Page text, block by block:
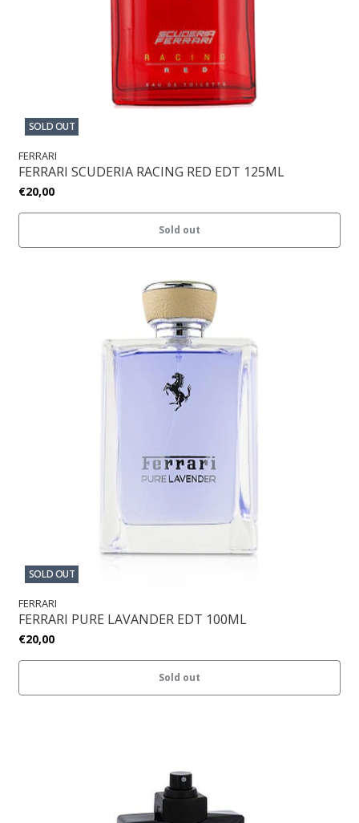
SOLD OUT
FERRARI
FERRARI SCUDERIA RACING RED EDT 125ML
€20,00
Sold out
SOLD OUT
FERRARI
FERRARI PURE LAVANDER EDT 100ML
€20,00
Sold out